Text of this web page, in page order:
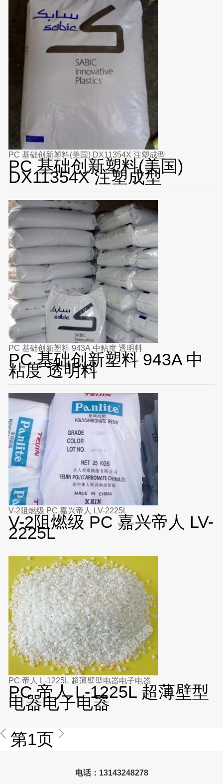
PC 基础创新塑料(美国) DX11354X 注塑成型
PC 基础创新塑料(美国)
DX11354X 注塑成型
PC 基础创新塑料 943A 中粘度 透明料
PC 基础创新塑料 943A 中
粘度 透明料
V-2阻燃级 PC 嘉兴帝人 LV-2225L
V-2阻燃级 PC 嘉兴帝人 LV-
2225L
PC 帝人 L-1225L 超薄壁型电器电子电器
PC 帝人 L-1225L 超薄壁型
电器电子电器
第1页
电话：13143248278